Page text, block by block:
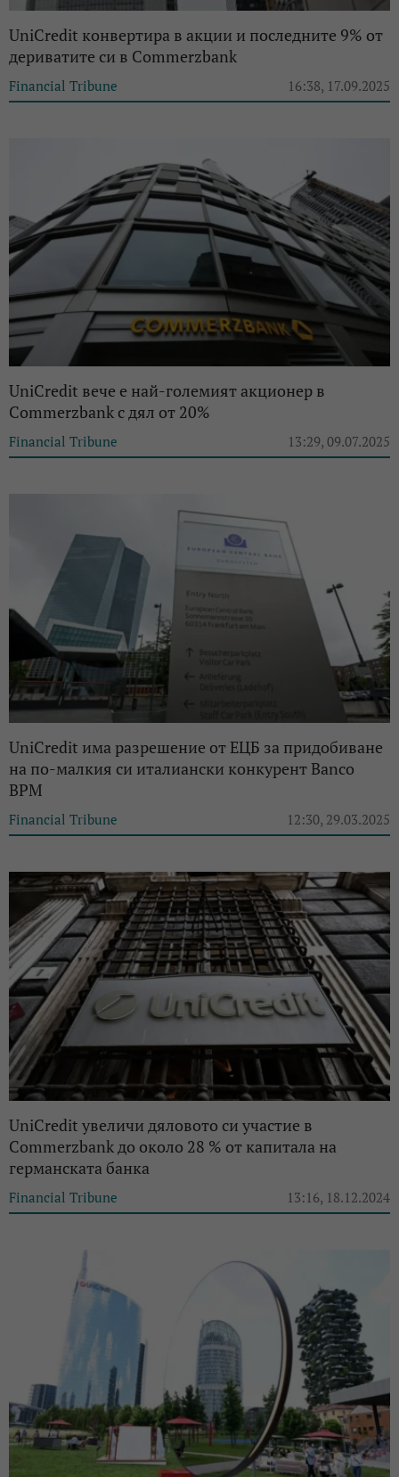
UniCredit конвертира в акции и последните 9% от
дериватите си в Commerzbank
Financial Tribune 16:38, 17.09.2025
UniCredit вече е най-големият акционер в
Commerzbank с дял от 20%
Financial Tribune 13:29, 09.07.2025
UniCredit има разрешение от ЕЦБ за придобиване
на по-малкия си италиански конкурент Banco
BPM
Financial Tribune 12:30, 29.03.2025
UniCredit увеличи дяловото си участие в
Commerzbank до около 28 % от капитала на
германската банка
Financial Tribune 13:16, 18.12.2024